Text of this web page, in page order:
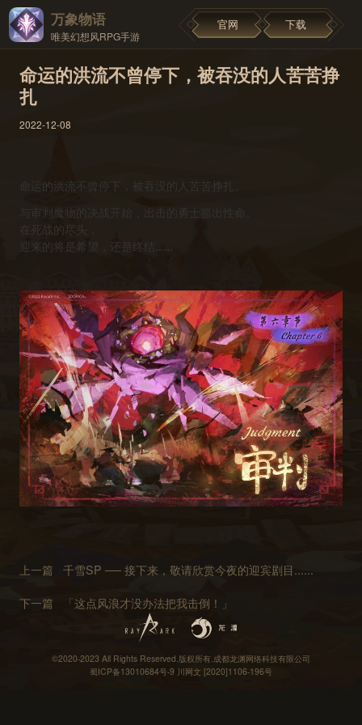
万象物语
唯美幻想风RPG手游
官网 下载
命运的洪流不曾停下，被吞没的人苦苦挣
扎
2022-12-08
命运的洪流不曾停下，被吞没的人苦苦挣扎。
与审判魔物的决战开始，出击的勇士豁出性命。
在死战的尽头，
迎来的将是希望，还是终结……
上一篇 千雪SP ── 接下来，敬请欣赏今夜的迎宾剧目......
下一篇 「这点风浪才没办法把我击倒！」
©2020-2023 All Rights Reserved.版权所有.成都龙渊网络科技有限公司
蜀ICP备13010684号-9 川网文 [2020]1106-196号